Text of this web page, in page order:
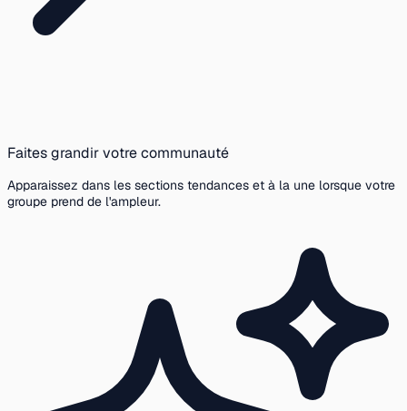
Faites grandir votre communauté
Apparaissez dans les sections tendances et à la une lorsque votre
groupe prend de l'ampleur.